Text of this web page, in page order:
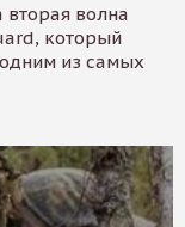
вторая волна
который
из самых